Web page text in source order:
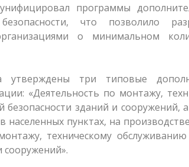
программы
что позволило
о минимальном
утверждены три типовые
«Деятельность по монтажу,
безопасности зданий и сооружений,
пунктах, на
техническому
сооружений».